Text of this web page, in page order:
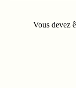
Vous devez